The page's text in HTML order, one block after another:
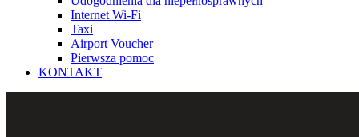
Internet Wi-Fi
Taxi
Airport Voucher
Pierwsza pomoc
KONTAKT